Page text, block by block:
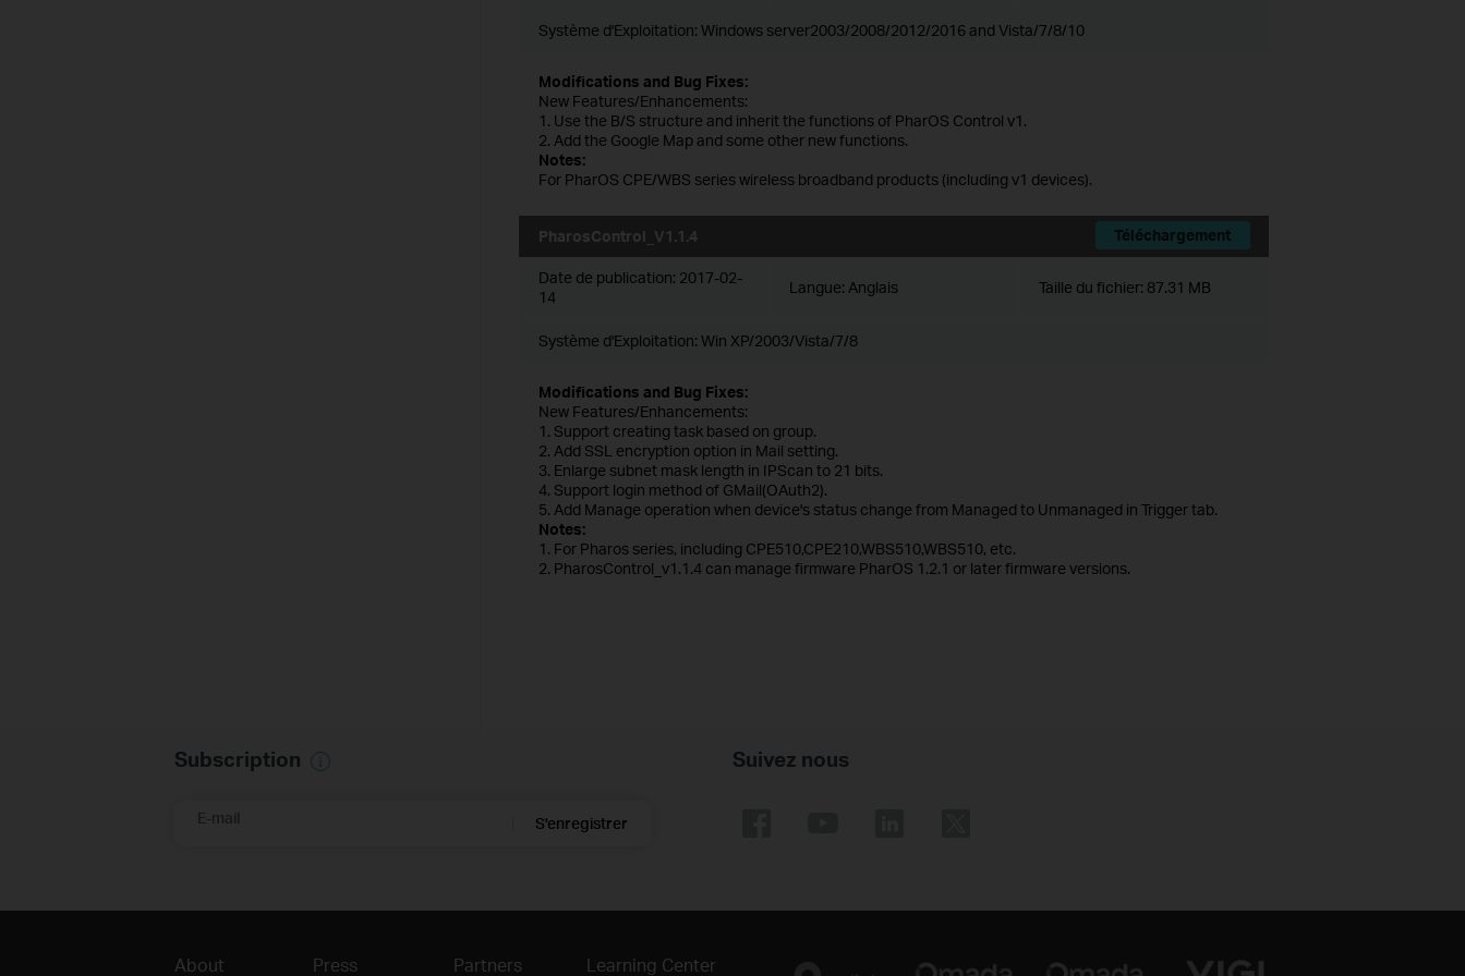
Système d'Exploitation: Windows server2003/2008/2012/2016 and Vista/7/8/10
Modifications and Bug Fixes:
New Features/Enhancements:
1. Use the B/S structure and inherit the functions of PharOS Control v1.
2. Add the Google Map and some other new functions.
Notes:
For PharOS CPE/WBS series wireless broadband products (including v1 devices).
PharosControl_V1.1.4 Téléchargement
Date de publication: 2017-02-
14
Langue: Anglais Taille du fichier: 87.31 MB
Système d'Exploitation: Win XP/2003/Vista/7/8
Modifications and Bug Fixes:
New Features/Enhancements:
1. Support creating task based on group.
2. Add SSL encryption option in Mail setting.
3. Enlarge subnet mask length in IPScan to 21 bits.
4. Support login method of GMail(OAuth2).
5. Add Manage operation when device's status change from Managed to Unmanaged in Trigger tab.
Notes:
1. For Pharos series, including CPE510,CPE210,WBS510,WBS510, etc.
2. PharosControl_v1.1.4 can manage firmware PharOS 1.2.1 or later firmware versions.
Subscription
E-mail S'enregistrer
Suivez nous
About Press Partners Learning Center